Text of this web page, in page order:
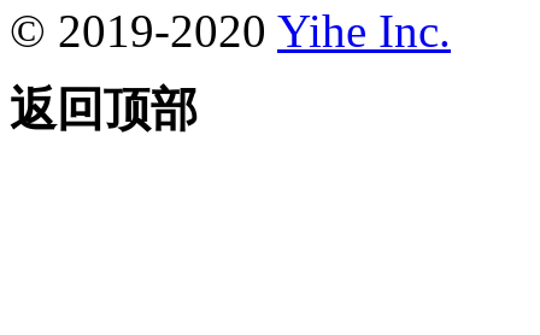
© 2019-2020 Yihe Inc.
返回顶部